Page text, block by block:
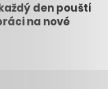
den pouští
na nové